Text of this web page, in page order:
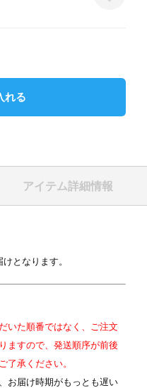
れる
アイテム詳細情報
となります。
いた順番ではなく、ご注文
ますので、発送順序が前後
了承ください。
お届け時期がもっとも遅い